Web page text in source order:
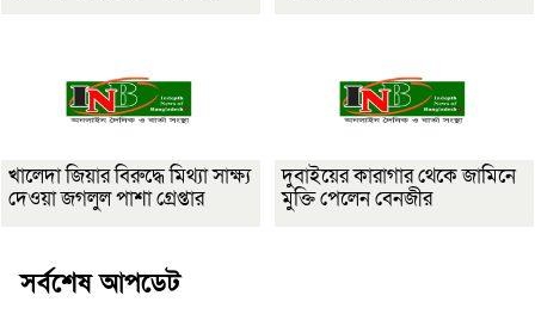
খালেদা জিয়ার বিরুদ্ধে মিথ্যা সাক্ষ্য
দেওয়া জগলুল পাশা গ্রেপ্তার
দুবাইয়ের কারাগার থেকে জামিনে
মুক্তি পেলেন বেনজীর
সর্বশেষ আপডেট